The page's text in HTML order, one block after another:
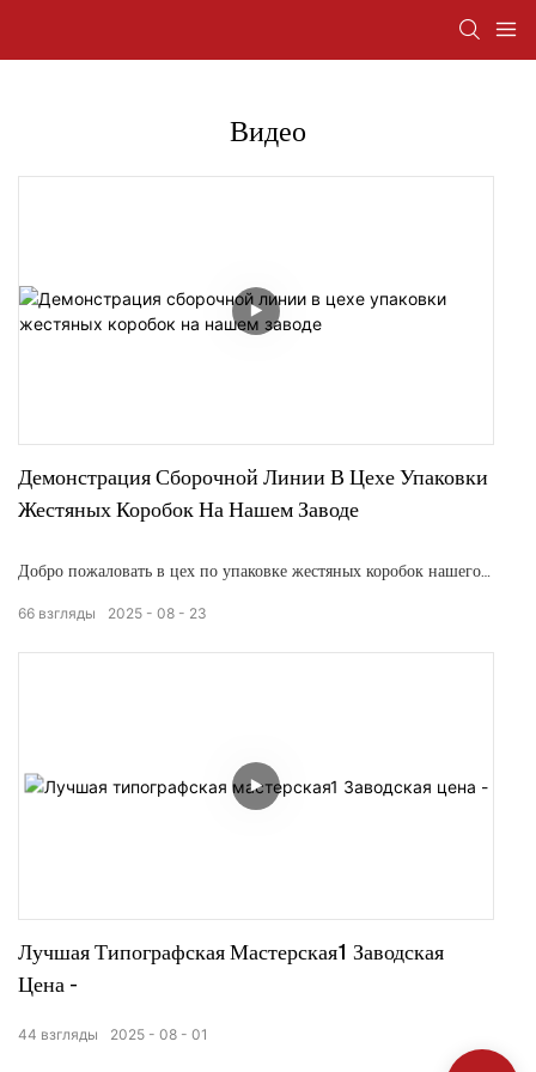
Видео
Демонстрация Сборочной Линии В Цехе Упаковки
Жестяных Коробок На Нашем Заводе
Добро пожаловать в цех по упаковке жестяных коробок нашего
эффективный процесс сборки. В этом видеоролике об упаковке в
жестяные коробки вы можете своими глазами увидеть точность и
высококачественную упаковку в жестяные коробки, которая
произведет впечатление на покупателей и улучшит
2025 08 23
66 взгляды
Лучшая Типографская Мастерская1 Заводская
Цена -
2025 08 01
44 взгляды